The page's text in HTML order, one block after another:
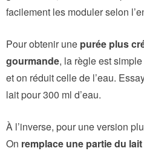
facilement les moduler selon
Pour obtenir une purée plus
gourmande, la règle est
et on réduit celle de l’eau.
lait pour 300 ml d’eau.
À l’inverse, pour une version
On remplace une partie du lait